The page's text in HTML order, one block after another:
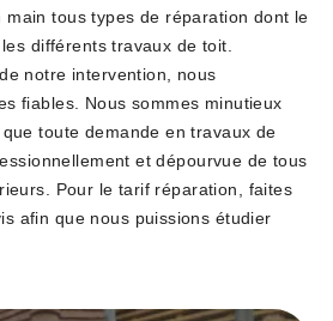
main tous types de réparation dont le
différents travaux de toit.
notre intervention, nous
fiables. Nous sommes minutieux
toute demande en travaux de
et dépourvue de tous
Pour le tarif réparation, faites
afin que nous puissions étudier